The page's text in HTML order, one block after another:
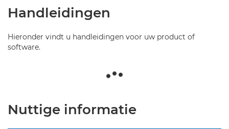
Handleidingen
Hieronder vindt u handleidingen voor uw product of
software.
Nuttige informatie